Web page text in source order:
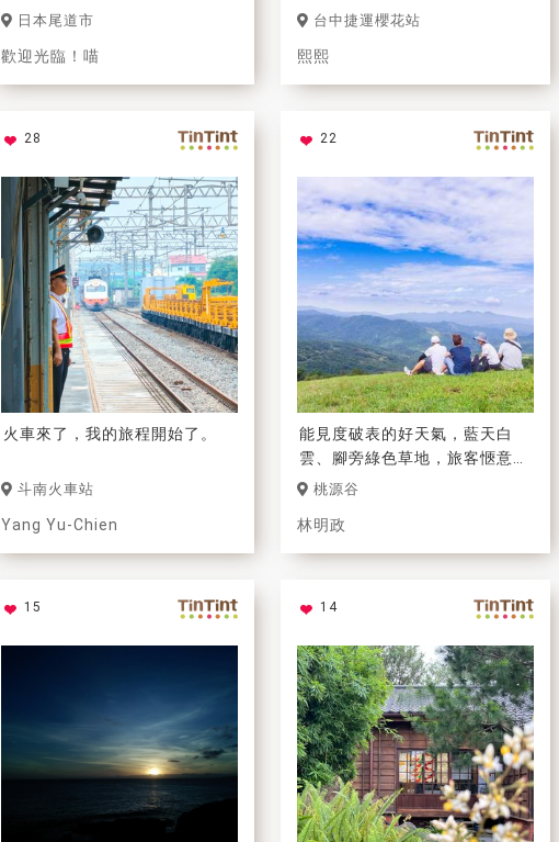
面招攬客人，叫賣的模樣真是可
日本尾道市
歡迎光臨！喵
台中捷運櫻花站
熙熙
28
火車來了，我的旅程開始了。
斗南火車站
Yang Yu-Chien
22
能見度破表的好天氣，藍天白
雲、腳旁綠色草地，旅客愜意地
坐著，遠眺層層山景；能和重要
美好旅行。
桃源谷
林明政
15 14